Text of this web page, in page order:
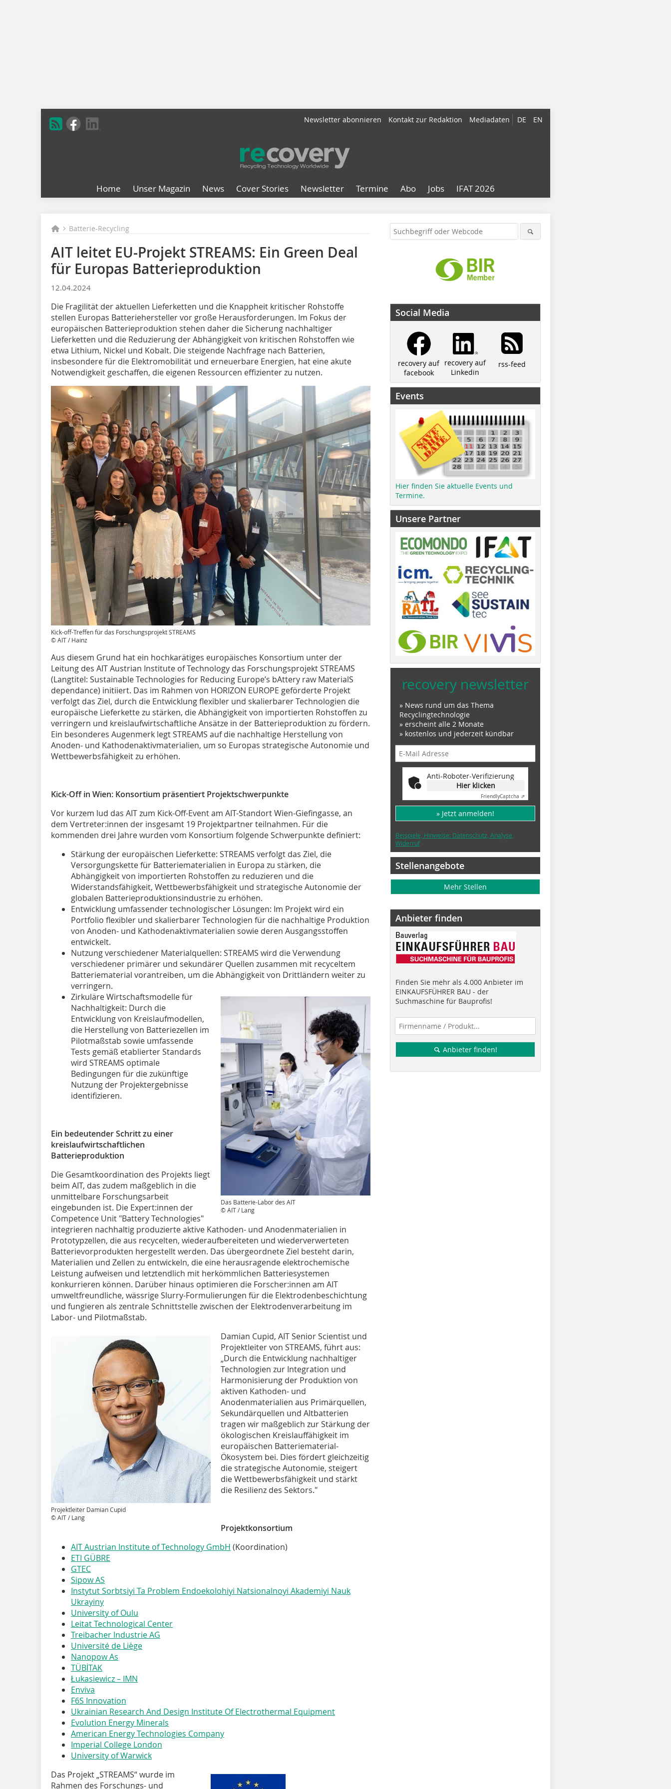
DE EN
Newsletter abonnieren Kontakt zur Redaktion Mediadaten
Home Unser Magazin News Cover Stories Newsletter Termine Abo Jobs IFAT 2026
Batterie-Recycling
AIT leitet EU-Projekt STREAMS: Ein Green Deal
für Europas Batterieproduktion
12.04.2024
Die Fragilität der aktuellen Lieferketten und die Knappheit kritischer Rohstoffe
stellen Europas Batteriehersteller vor große Herausforderungen. Im Fokus der
europäischen Batterieproduktion stehen daher die Sicherung nachhaltiger
Lieferketten und die Reduzierung der Abhängigkeit von kritischen Rohstoffen wie
etwa Lithium, Nickel und Kobalt. Die steigende Nachfrage nach Batterien,
insbesondere für die Elektromobilität und erneuerbare Energien, hat eine akute
Notwendigkeit geschaffen, die eigenen Ressourcen effizienter zu nutzen.
Kick-off-Treffen für das Forschungsprojekt STREAMS
© AIT / Hainz
Aus diesem Grund hat ein hochkarätiges europäisches Konsortium unter der
Leitung des AIT Austrian Institute of Technology das Forschungsprojekt STREAMS
(Langtitel: Sustainable Technologies for Reducing Europe’s bAttery raw MaterialS
dependance) initiiert. Das im Rahmen von HORIZON EUROPE geförderte Projekt
verfolgt das Ziel, durch die Entwicklung flexibler und skalierbarer Technologien die
europäische Lieferkette zu stärken, die Abhängigkeit von importierten Rohstoffen zu
verringern und kreislaufwirtschaftliche Ansätze in der Batterieproduktion zu fördern.
Ein besonderes Augenmerk legt STREAMS auf die nachhaltige Herstellung von
Anoden- und Kathodenaktivmaterialien, um so Europas strategische Autonomie und
Wettbewerbsfähigkeit zu erhöhen.
Kick-Off in Wien: Konsortium präsentiert Projektschwerpunkte
Vor kurzem lud das AIT zum Kick-Off-Event am AIT-Standort Wien-Giefingasse, an
dem Vertreter:innen der insgesamt 19 Projektpartner teilnahmen. Für die
kommenden drei Jahre wurden vom Konsortium folgende Schwerpunkte definiert:
Stärkung der europäischen Lieferkette: STREAMS verfolgt das Ziel, die
Versorgungskette für Batteriematerialien in Europa zu stärken, die
Abhängigkeit von importierten Rohstoffen zu reduzieren und die
Widerstandsfähigkeit, Wettbewerbsfähigkeit und strategische Autonomie der
globalen Batterieproduktionsindustrie zu erhöhen.
Entwicklung umfassender technologischer Lösungen: Im Projekt wird ein
Portfolio flexibler und skalierbarer Technologien für die nachhaltige Produktion
von Anoden- und Kathodenaktivmaterialien sowie deren Ausgangsstoffen
entwickelt.
Nutzung verschiedener Materialquellen: STREAMS wird die Verwendung
verschiedener primärer und sekundärer Quellen zusammen mit recyceltem
Batteriematerial vorantreiben, um die Abhängigkeit von Drittländern weiter zu
verringern.
Das Batterie-Labor des AIT
© AIT / Lang
Zirkuläre Wirtschaftsmodelle für
Nachhaltigkeit: Durch die
Entwicklung von Kreislaufmodellen,
die Herstellung von Batteriezellen im
Pilotmaßstab sowie umfassende
Tests gemäß etablierter Standards
wird STREAMS optimale
Bedingungen für die zukünftige
Nutzung der Projektergebnisse
identifizieren.
Ein bedeutender Schritt zu einer
kreislaufwirtschaftlichen
Batterieproduktion
Die Gesamtkoordination des Projekts liegt
beim AIT, das zudem maßgeblich in die
unmittelbare Forschungsarbeit
eingebunden ist. Die Expert:innen der
Competence Unit "Battery Technologies"
integrieren nachhaltig produzierte aktive Kathoden- und Anodenmaterialien in
Prototypzellen, die aus recycelten, wiederaufbereiteten und wiederverwerteten
Batterievorprodukten hergestellt werden. Das übergeordnete Ziel besteht darin,
Materialien und Zellen zu entwickeln, die eine herausragende elektrochemische
Leistung aufweisen und letztendlich mit herkömmlichen Batteriesystemen
konkurrieren können. Darüber hinaus optimieren die Forscher:innen am AIT
umweltfreundliche, wässrige Slurry-Formulierungen für die Elektrodenbeschichtung
und fungieren als zentrale Schnittstelle zwischen der Elektrodenverarbeitung im
Labor- und Pilotmaßstab.
Projektleiter Damian Cupid
© AIT / Lang
Damian Cupid, AIT Senior Scientist und
Projektleiter von STREAMS, führt aus:
„Durch die Entwicklung nachhaltiger
Technologien zur Integration und
Harmonisierung der Produktion von
aktiven Kathoden- und
Anodenmaterialien aus Primärquellen,
Sekundärquellen und Altbatterien
tragen wir maßgeblich zur Stärkung der
ökologischen Kreislauffähigkeit im
europäischen Batteriematerial-
Ökosystem bei. Dies fördert gleichzeitig
die strategische Autonomie, steigert
die Wettbewerbsfähigkeit und stärkt
die Resilienz des Sektors."
Projektkonsortium
AIT Austrian Institute of Technology GmbH (Koordination)
ETI GÜBRE
GTEC
Sipow AS
Instytut Sorbtsiyi Ta Problem Endoekolohiyi Natsionalnoyi Akademiyi Nauk
Ukrayiny
University of Oulu
Leitat Technological Center
Treibacher Industrie AG
Université de Liège
Nanopow As
TÜBİTAK
Łukasiewicz – IMN
Enviva
F6S Innovation
Ukrainian Research And Design Institute Of Electrothermal Equipment
Evolution Energy Minerals
American Energy Technologies Company
Imperial College London
University of Warwick
Das Projekt „STREAMS“ wurde im
Rahmen des Forschungs- und
Social Media
recovery auf
facebook
recovery auf
Linkedin
rss-feed
Events
Hier finden Sie aktuelle Events und
Termine.
Unsere Partner
recovery newsletter
» News rund um das Thema
Recyclingtechnologie
» erscheint alle 2 Monate
» kostenlos und jederzeit kündbar
Anti-Roboter-Verifizierung
Hier klicken
FriendlyCaptcha ⇗
» Jetzt anmelden!
Beispiele, Hinweise: Datenschutz, Analyse,
Widerruf
Stellenangebote
Mehr Stellen
Anbieter finden
Finden Sie mehr als 4.000 Anbieter im
EINKAUFSFÜHRER BAU - der
Suchmaschine für Bauprofis!
Anbieter finden!